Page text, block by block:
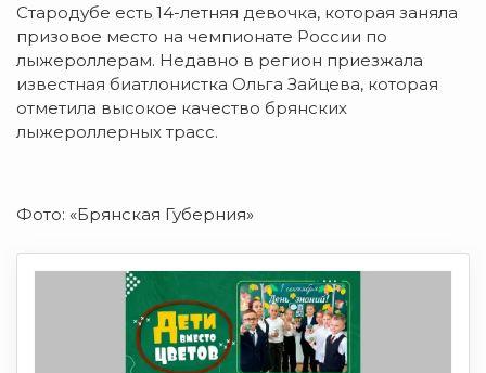
Стародубе есть 14-летняя девочка, которая заняла
призовое место на чемпионате России по
лыжероллерам. Недавно в регион приезжала
известная биатлонистка Ольга Зайцева, которая
отметила высокое качество брянских
лыжероллерных трасс.
Фото: «Брянская Губерния»